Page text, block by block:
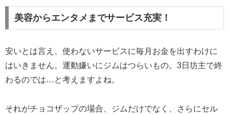
美容からエンタメまでサービス充実！
安いとは言え、使わないサービスに毎月お金を出すわけに
はいきません。運動嫌いにジムはつらいもの。3日坊主で終
わるのでは…と考えますよね。
それがチョコザップの場合、ジムだけでなく、さらにセル